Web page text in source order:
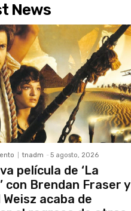
News
tnadm - 5 agosto, 2026
película de ‘La
con Brendan Fraser y
Weisz acaba de